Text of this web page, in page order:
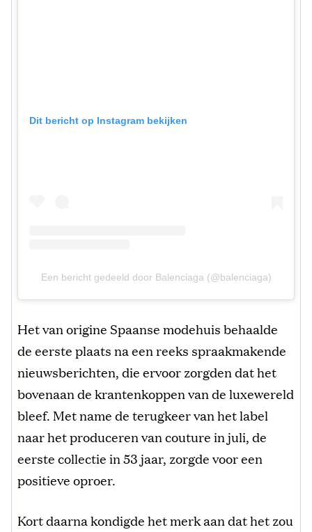
Dit bericht op Instagram bekijken
Een bericht gedeeld door Balenciaga (@balenciaga)
Het van origine Spaanse modehuis behaalde
de eerste plaats na een reeks spraakmakende
nieuwsberichten, die ervoor zorgden dat het
bovenaan de krantenkoppen van de luxewereld
bleef. Met name de terugkeer van het label
naar het produceren van couture in juli, de
eerste collectie in 53 jaar, zorgde voor een
positieve oproer.
Kort daarna kondigde het merk aan dat het zou